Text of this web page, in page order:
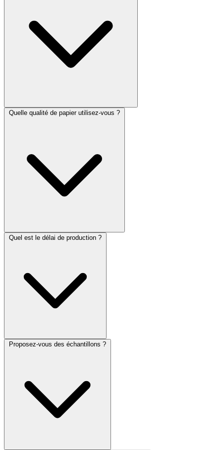
Quelle qualité de papier utilisez-vous ?
Quel est le délai de production ?
Proposez-vous des échantillons ?